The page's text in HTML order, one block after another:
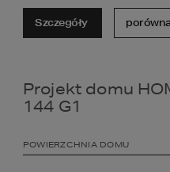
Szczegóły
Projekt domu
144 G1
POWIERZCHNIA DOMU